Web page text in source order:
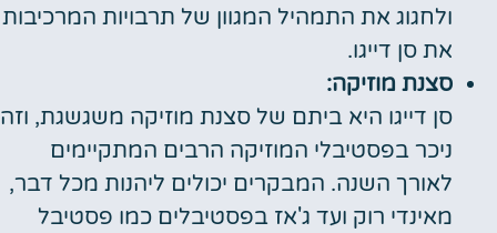
ולחגוג את התמהיל המגוון של תרבויות המרכיבות
את סן דייגו.
סצנת מוזיקה:
סן דייגו היא ביתם של סצנת מוזיקה משגשגת, וזה
ניכר בפסטיבלי המוזיקה הרבים המתקיימים
לאורך השנה. המבקרים יכולים ליהנות מכל דבר,
מאינדי רוק ועד ג'אז בפסטיבלים כמו פסטיבל